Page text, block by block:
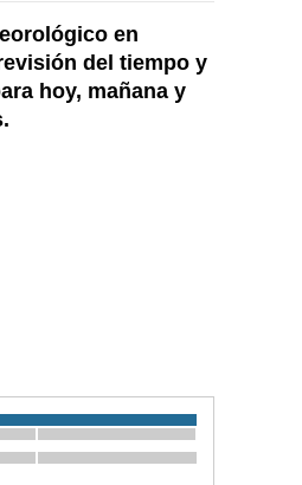
en
del tiempo y
hoy, mañana y